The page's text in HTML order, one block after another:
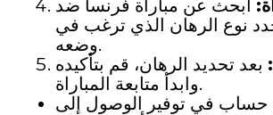
ابحث عن مباراة فرنسا ضد
نوع الرهان الذي ترغب في
وضعه.
بعد تحديد الرهان، قم بتأكيده
وابدأ متابعة المباراة.
حساب في توفير الوصول إلى